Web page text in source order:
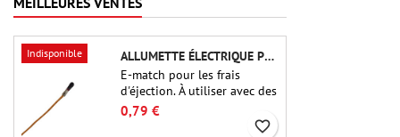
Indisponible
ALLUMETTE ÉLECTRIQUE POUR CHARGE D'ÉJECTION
E-match pour les frais
d'éjection. À utiliser avec des
altimètres ou d'autres
appareils électroniques.
0,79 €
favorite_border